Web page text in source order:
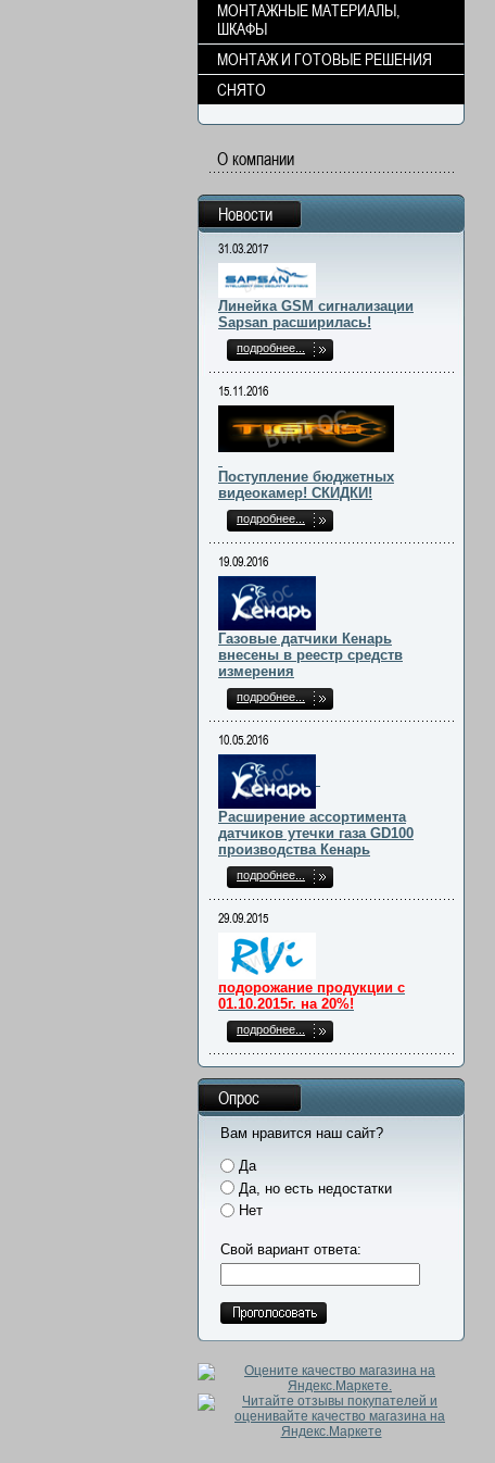
МОНТАЖНЫЕ МАТЕРИАЛЫ,
ШКАФЫ
МОНТАЖ И ГОТОВЫЕ РЕШЕНИЯ
СНЯТО
О компании
Новости
31.03.2017
Линейка GSM сигнализации
Sapsan расширилась!
подробнее...
15.11.2016
Поступление бюджетных
видеокамер! СКИДКИ!
подробнее...
19.09.2016
Газовые датчики Кенарь
внесены в реестр средств
измерения
подробнее...
10.05.2016
Расширение ассортимента
датчиков утечки газа GD100
производства Кенарь
подробнее...
29.09.2015
подорожание продукции с
01.10.2015г. на 20%!
подробнее...
Опрос
Вам нравится наш сайт?
Да
Да, но есть недостатки
Нет
Свой вариант ответа: